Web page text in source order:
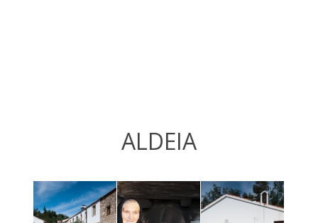
ALDEIA